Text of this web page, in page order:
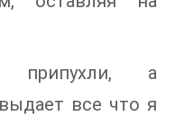
припухли, а
все что я